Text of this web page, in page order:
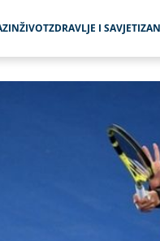
ŽIVOTZDRAVLJE I SAVJETI